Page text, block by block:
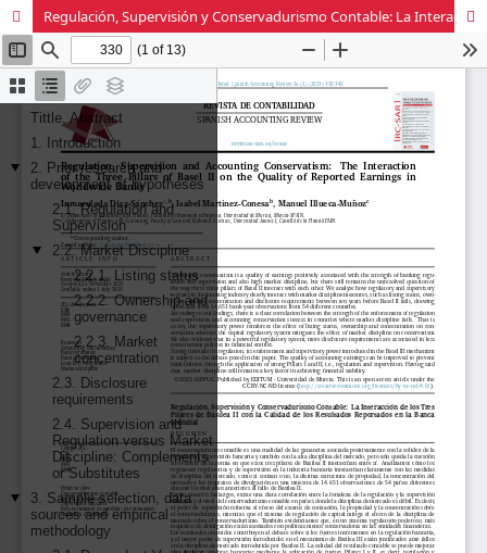
Regulación, Supervisión y Conservadurismo Contable: La Interacción de los Tres Pilares de Basilea II con la Calidad de los Resultados Reportados en la Banca Mundial